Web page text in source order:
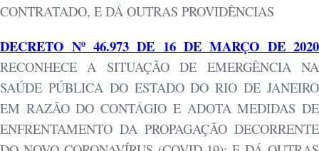
CONTRATADO, E DÁ OUTRAS PROVIDÊNCIAS
DECRETO Nº 46.973 DE 16 DE MARÇO DE 2020
RECONHECE A SITUAÇÃO DE EMERGÊNCIA NA
SAÚDE PÚBLICA DO ESTADO DO RIO DE JANEIRO
EM RAZÃO DO CONTÁGIO E ADOTA MEDIDAS DE
ENFRENTAMENTO DA PROPAGAÇÃO DECORRENTE